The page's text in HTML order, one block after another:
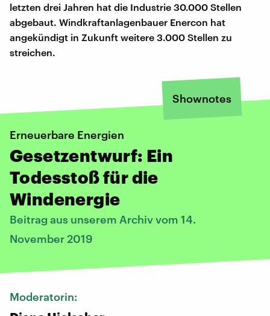
letzten drei Jahren hat die Industrie 30.000 Stellen
abgebaut. Windkraftanlagenbauer Enercon hat
angekündigt in Zukunft weitere 3.000 Stellen zu
streichen.
Shownotes
Erneuerbare Energien
Gesetzentwurf: Ein
Todesstoß für die
Windenergie
Beitrag aus unserem Archiv vom 14.
November 2019
Moderatorin: